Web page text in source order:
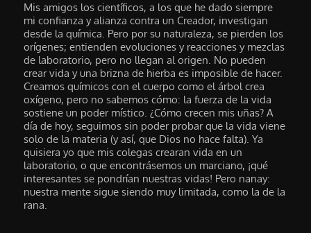
Mis amigos los científicos, a los que he dado siempre
mi confianza y alianza contra un Creador, investigan
desde la química. Pero por su naturaleza, se pierden los
orígenes; entienden evoluciones y reacciones y mezclas
de laboratorio, pero no llegan al origen. No pueden
crear vida y una brizna de hierba es imposible de hacer.
Creamos químicos con el cuerpo como el árbol crea
oxígeno, pero no sabemos cómo: la fuerza de la vida
sostiene un poder místico. ¿Cómo crecen mis uñas? A
día de hoy, seguimos sin poder probar que la vida viene
solo de la materia (y así, que Dios no hace falta). Ya
quisiera yo que mis colegas crearan vida en un
laboratorio, o que encontrásemos un marciano, ¡qué
interesantes se pondrían nuestras vidas! Pero nanay:
nuestra mente sigue siendo muy limitada, como la de la
rana.